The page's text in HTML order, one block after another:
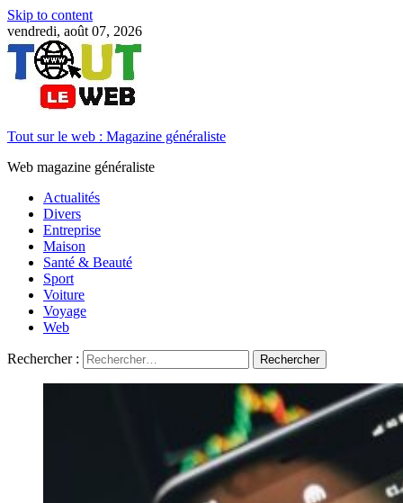
Skip to content
vendredi, août 07, 2026
Tout sur le web : Magazine généraliste
Web magazine généraliste
Actualités
Divers
Entreprise
Maison
Santé & Beauté
Sport
Voiture
Voyage
Web
Rechercher :